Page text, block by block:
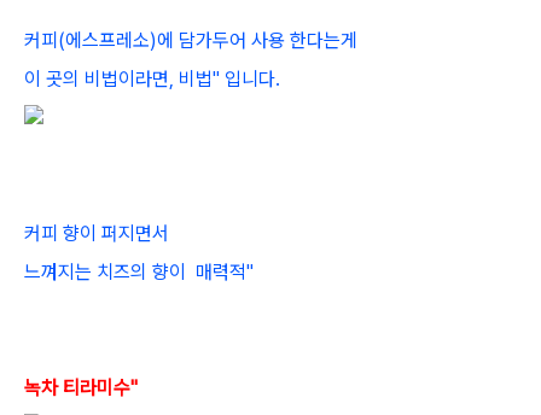
커피(에스프레소)에 담가두어 사용 한다는게
이 곳의 비법이라면, 비법" 입니다.
커피 향이 퍼지면서
느껴지는 치즈의 향이 매력적"
녹차 티라미수"